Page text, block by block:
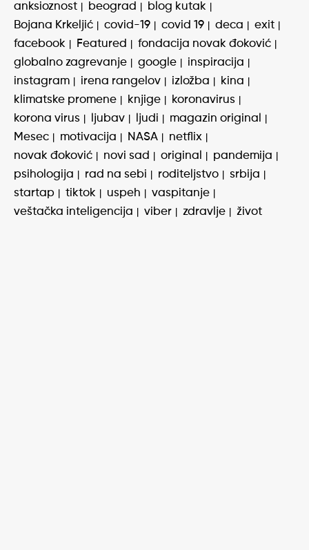
anksioznost beograd
blog kutak
Bojana Krkeljić
covid-19 covid 19 deca
exit
facebook
Featured
fondacija novak đoković
globalno zagrevanje
google
inspiracija
instagram
irena rangelov izložba
kina
klimatske promene
knjige
koronavirus
korona virus
ljubav ljudi
magazin original
Mesec
motivacija NASA
netflix
novak đoković
novi sad original
pandemija
psihologija
rad na sebi roditeljstvo
srbija
startap
tiktok uspeh
vaspitanje
veštačka inteligencija
viber zdravlje život